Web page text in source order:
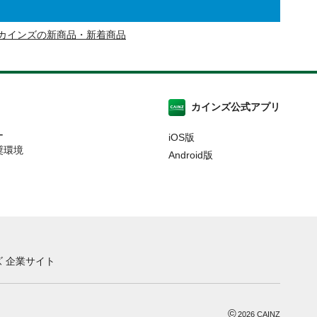
インズの新商品・新着商品
環境
カインズ公式アプリ
iOS版
Android版
企業サイト
©2026 CAINZ